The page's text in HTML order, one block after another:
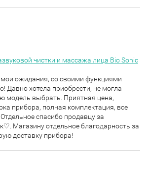
чистки и массажа лица Bio Sonic
ожидания, со своими функциями
Давно хотела приобрести, не могла
модель выбрать. Приятная цена,
прибора, полная комплектация, все
спасибо продавцу за
Магазину отдельное благодарность за
доставку прибора!